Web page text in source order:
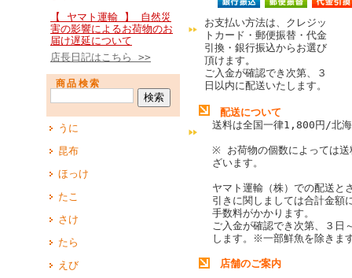
【 ヤマト運輸 】 自然災
害の影響によるお荷物のお
届け遅延について
店長日記はこちら >>
商品検索
うに
昆布
ほっけ
たこ
さけ
たら
えび
お支払い方法は、クレジッ
トカード・郵便振替・代金
引換・銀行振込からお選び
頂けます。
ご入金が確認でき次第、３
日以内に配送いたします。
配送について
送料は全国一律1,800円/北
※ お荷物の個数によっては送
ざいます。
ヤマト運輸（株）での配送と
引きに関しましては合計金額
手数料がかかります。
ご入金が確認でき次第、３日
します。
※一部鮮魚を除きま
店舗のご案内